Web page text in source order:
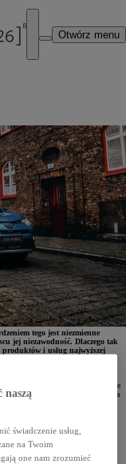
Otwórz menu
trakcyjne
tego jest niezmienne
jej niezawodność. Dlaczego tak
produktów i usług najwyższej
jak i o spokój oraz
pewność, że jazda Toyotą będzie
okres ochrony poza czas trwania
dłużej cieszyć się spokojną
naszą
świadczenie usług,
na Twoim
one nam zrozumieć